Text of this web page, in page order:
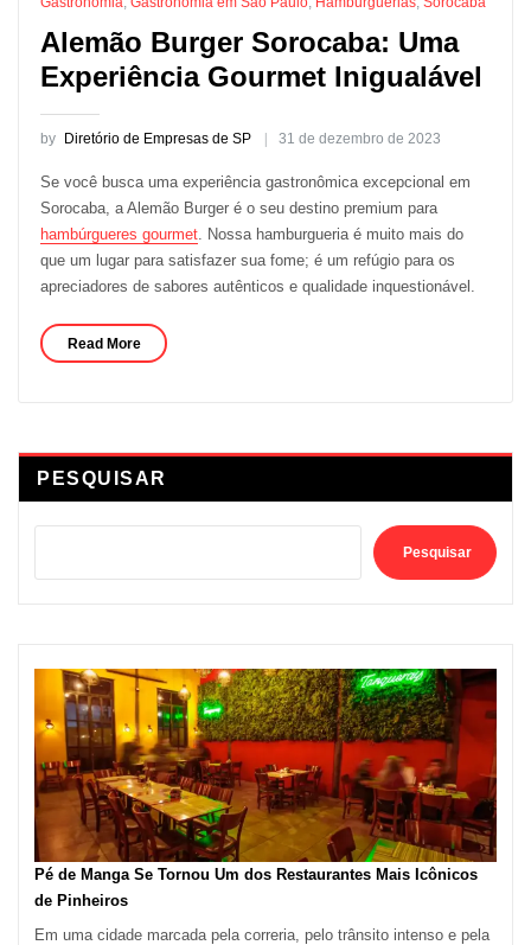
Alemão Burger Sorocaba: Uma
Experiência Gourmet Inigualável
by Diretório de Empresas de SP 31 de dezembro de 2023
Se você busca uma experiência gastronômica excepcional em
Sorocaba, a Alemão Burger é o seu destino premium para
hambúrgueres gourmet. Nossa hamburgueria é muito mais do
que um lugar para satisfazer sua fome; é um refúgio para os
apreciadores de sabores autênticos e qualidade inquestionável.
Read More
PESQUISAR
Pesquisar
Pé de Manga Se Tornou Um dos Restaurantes Mais Icônicos
de Pinheiros
Em uma cidade marcada pela correria, pelo trânsito intenso e pela